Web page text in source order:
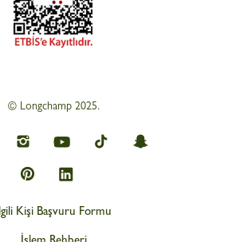
© Longchamp 2025.
Kişi Başvuru Formu